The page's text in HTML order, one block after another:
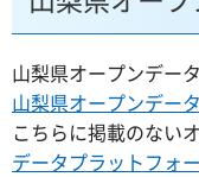
山梨県オープンデー
山梨県オープンデー
こちらに掲載のない
データプラットフォ